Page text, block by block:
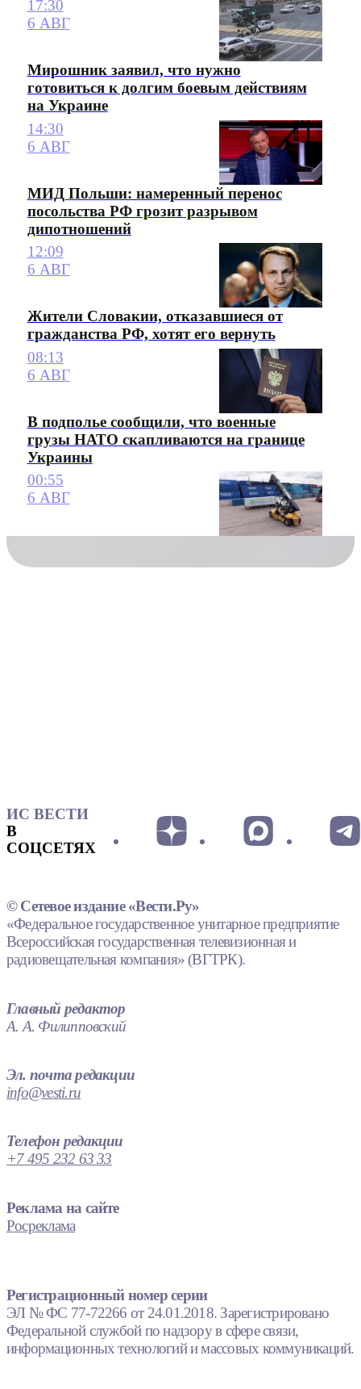
17:30
6 АВГ
Мирошник заявил, что нужно
готовиться к долгим боевым действиям
на Украине
14:30
6 АВГ
МИД Польши: намеренный перенос
посольства РФ грозит разрывом
дипотношений
12:09
6 АВГ
Жители Словакии, отказавшиеся от
гражданства РФ, хотят его вернуть
08:13
6 АВГ
В подполье сообщили, что военные
грузы НАТО скапливаются на границе
Украины
00:55
6 АВГ
ИС ВЕСТИ
В
СОЦСЕТЯХ
© Сетевое издание «Вести.Ру»
«Федеральное государственное унитарное предприятие
Всероссийская государственная телевизионная и
радиовещательная компания» (ВГТРК).
Главный редактор
А. А. Филипповский
Эл. почта редакции
info@vesti.ru
Телефон редакции
+7 495 232 63 33
Реклама на сайте
Росреклама
Регистрационный номер серии
ЭЛ № ФС 77-72266 от 24.01.2018. Зарегистрировано
Федеральной службой по надзору в сфере связи,
информационных технологий и массовых коммуникаций.